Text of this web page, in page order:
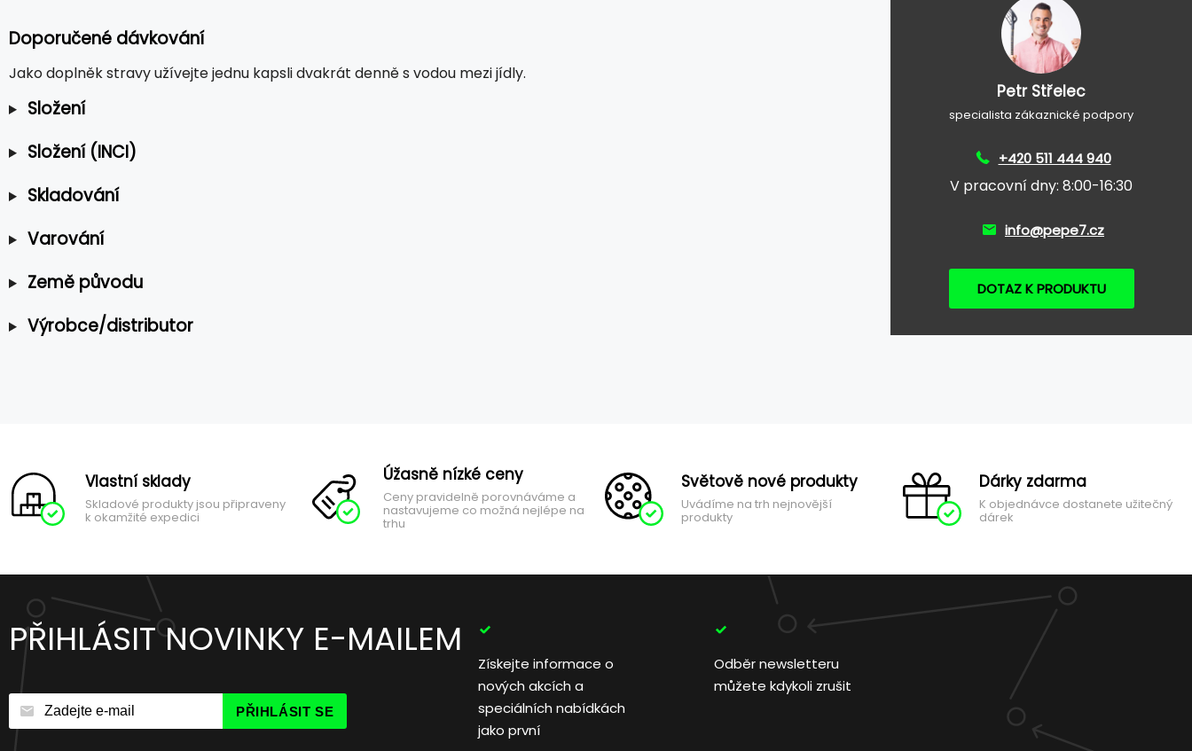
Doporučené dávkování
Jako doplněk stravy užívejte jednu kapsli dvakrát denně s vodou mezi jídly.
Složení
Složení (INCI)
Skladování
Varování
Země původu
Výrobce/distributor
Petr Střelec
specialista zákaznické podpory
+420 511 444 940
V pracovní dny: 8:00-16:30
info@pepe7.cz
DOTAZ K PRODUKTU
Vlastní sklady
Skladové produkty jsou připraveny
k okamžité expedici
Úžasně nízké ceny
Ceny pravidelně porovnáváme a
nastavujeme co možná nejlépe na
trhu
Světově nové produkty
Uvádíme na trh nejnovější
produkty
Dárky zdarma
K objednávce dostanete užitečný
dárek
PŘIHLÁSIT NOVINKY E-MAILEM
PŘIHLÁSIT SE
Získejte informace o
nových akcích a
speciálních nabídkách
jako první
Odběr newsletteru
můžete kdykoli zrušit